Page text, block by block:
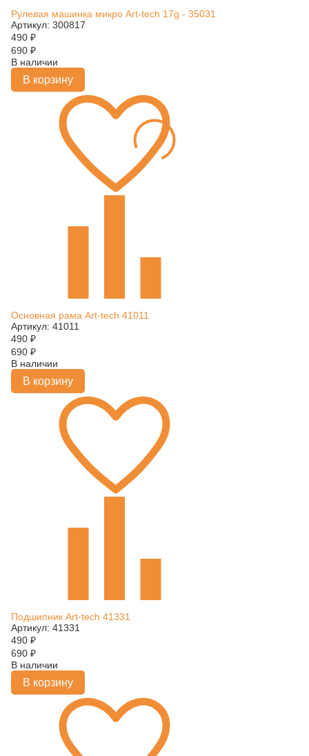
Рулевая машинка микро Art-tech 17g - 35031
Артикул: 300817
490 ₽
690 ₽
В наличии
В корзину
Основная рама Art-tech 41011
Артикул: 41011
490 ₽
690 ₽
В наличии
В корзину
Подшипник Art-tech 41331
Артикул: 41331
490 ₽
690 ₽
В наличии
В корзину